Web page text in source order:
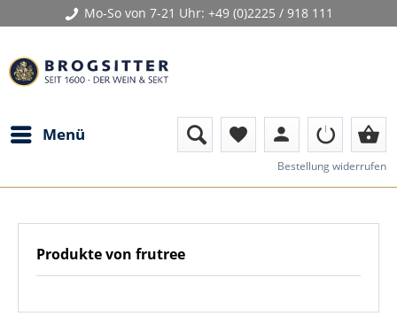
Mo-So von 7-21 Uhr: +49 (0)2225 / 918 111
Menü favorite person shopping_basket
Bestellung widerrufen
Produkte von frutree